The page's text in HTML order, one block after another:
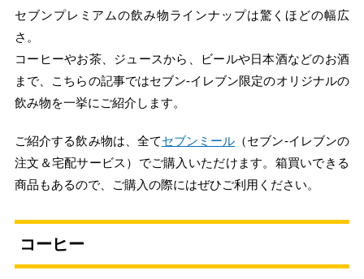
セブンプレミアムの飲み物ラインナップは驚くほどの幅広
さ。
コーヒーやお茶、ジュースから、ビールや日本酒などのお酒
まで、こちらの記事ではセブン-イレブン限定のオリジナルの
飲み物を一挙にご紹介します。
ご紹介する飲み物は、全てセブンミール （セブン-イレブンの
注文＆宅配サービス）でご購入いただけます。箱買いできる
商品もあるので、ご購入の際にはぜひご利用ください。
コーヒー